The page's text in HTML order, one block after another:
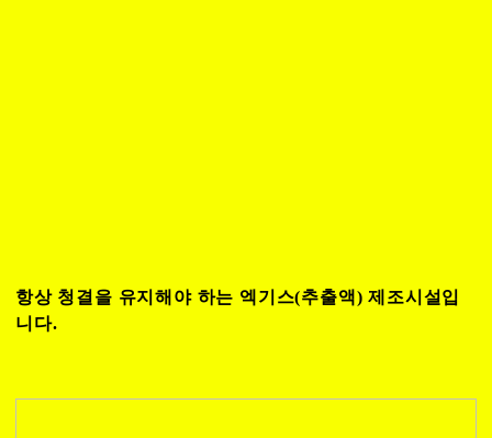
항상 청결을 유지해야 하는 엑기스(추출액) 제조시설입
니다.